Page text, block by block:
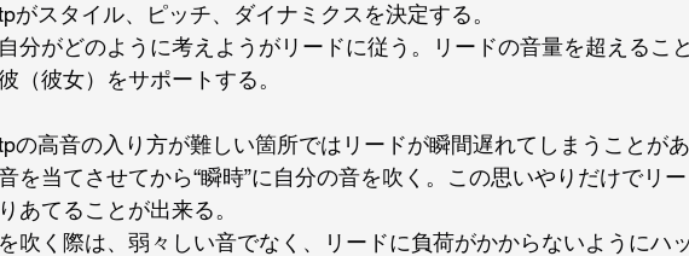
ロングトーン 金管上達考 金管問答 唇 金管セミナー ハイ
ウン 楽器ケア トラブル 耐久力
がスタイル、ピッチ、ダイナミクスを決定する。
分がどのように考えようがリードに従う。リードの音量を超えるこ
（彼女）をサポートする。
の高音の入り方が難しい箇所ではリードが瞬間遅れてしまうことが
を当てさせてから“瞬時”に自分の音を吹く。この思いやりだけでリ
あてることが出来る。
吹く際は、弱々しい音でなく、リードに負荷がかからないようにハ